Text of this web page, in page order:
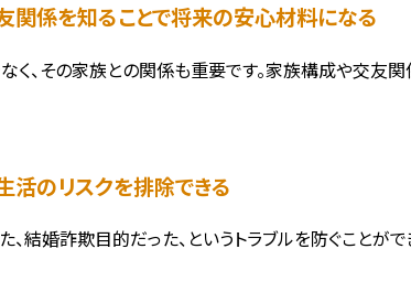
関係を知ることで将来の安心材料になる
、その家族との関係も重要です。家族構成や交友
のリスクを排除できる
結婚詐欺目的だった、というトラブルを防ぐことがで